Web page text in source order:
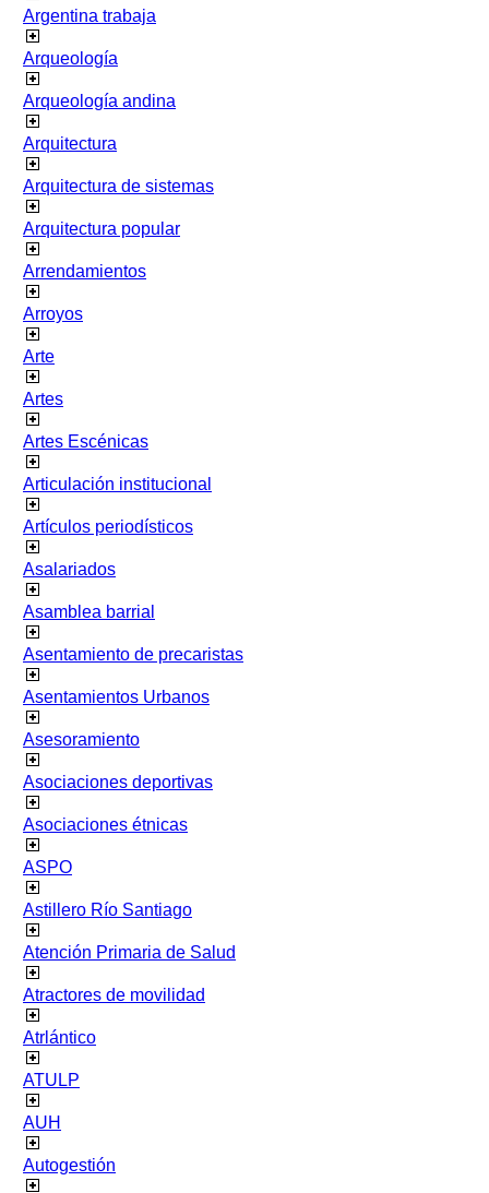
Argentina trabaja
Arqueología
Arqueología andina
Arquitectura
Arquitectura de sistemas
Arquitectura popular
Arrendamientos
Arroyos
Arte
Artes
Artes Escénicas
Articulación institucional
Artículos periodísticos
Asalariados
Asamblea barrial
Asentamiento de precaristas
Asentamientos Urbanos
Asesoramiento
Asociaciones deportivas
Asociaciones étnicas
ASPO
Astillero Río Santiago
Atención Primaria de Salud
Atractores de movilidad
Atrlántico
ATULP
AUH
Autogestión